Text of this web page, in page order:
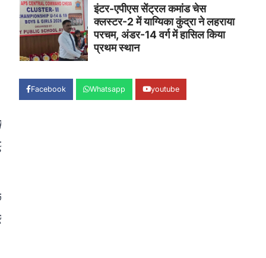
2
हल्द्वानी में खड़गे का हुंकार, नौकरियों से
लेकर संविधान और भ्रष्टाचार तक
भाजपा को घेरा
Admin August 8, 2026
संबोधित करते हुए कांग्रेस के राष्ट्रीय अध्यक्ष
मल्लिकार्जुन…
Facebook Whatsapp youtube